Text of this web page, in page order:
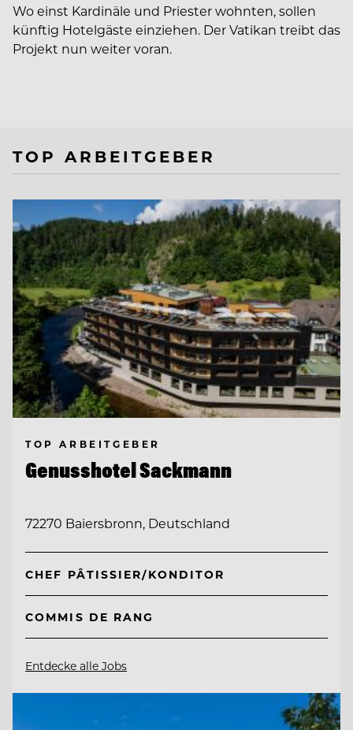
Wo einst Kardinäle und Priester wohnten, sollen
künftig Hotelgäste einziehen. Der Vatikan treibt das
Projekt nun weiter voran.
TOP ARBEITGEBER
TOP ARBEITGEBER
Genusshotel Sackmann
72270 Baiersbronn, Deutschland
CHEF PÂTISSIER/KONDITOR
COMMIS DE RANG
Entdecke alle Jobs